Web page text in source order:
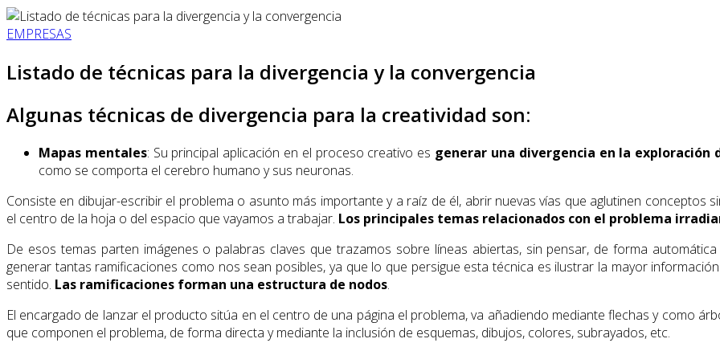
EMPRESAS
Listado de técnicas para la divergencia y la convergencia
Algunas técnicas de divergencia para la creatividad son:
Mapas mentales: Su principal aplicación en el proceso creativo es generar una divergencia en la exploración
como se comporta el cerebro humano y sus neuronas.
Consiste en dibujar-escribir el problema o asunto más importante y a raíz de él, abrir nuevas vías que aglutinen conceptos
el centro de la hoja o del espacio que vayamos a trabajar. Los principales temas relacionados con el problema
De esos temas parten imágenes o palabras claves que trazamos sobre líneas abiertas, sin pensar, de forma
generar tantas ramificaciones como nos sean posibles, ya que lo que persigue esta técnica es ilustrar la mayor
sentido. Las ramificaciones forman una estructura de nodos.
El encargado de lanzar el producto sitúa en el centro de una página el problema, va añadiendo mediante flechas y como
que componen el problema, de forma directa y mediante la inclusión de esquemas, dibujos, colores, subrayados, etc.